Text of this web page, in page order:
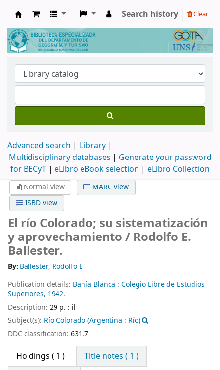
Biblioteca de Geografía y Turismo
Search history Clear
Advanced search
Library
Multidisciplinary databases | Generate your password
for BECyT | eLibro eBook selection | eLibro Collection
Normal view
MARC view
ISBD view
El río Colorado; su sistematización
y aprovechamiento / Rodolfo E.
Ballester.
By: Ballester, Rodolfo E
Publication details: Bahía Blanca : Colegio Libre de Estudios
Superiores, 1942.
Description: 29 p. : il
Subject(s): Río Colorado (Argentina : Río)
DDC classification: 631.7
Holdings ( 1 )
Title notes ( 1 )